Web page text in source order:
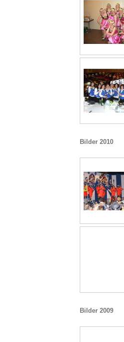
Bilder 2010
Bilder 2009